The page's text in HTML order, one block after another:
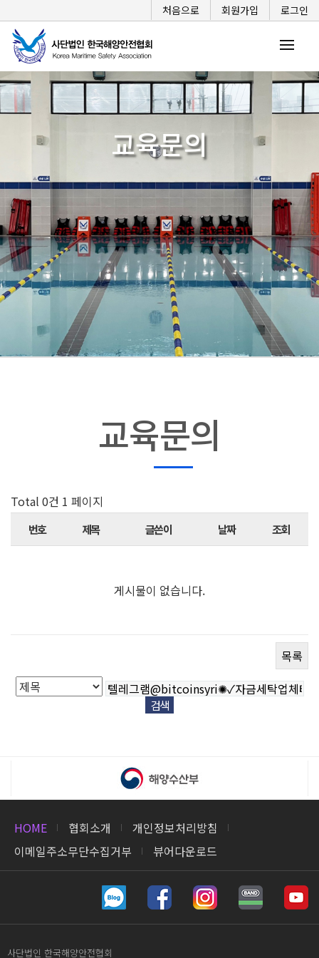
로그인
회원가입
처음으로
교육문의
교육문의
Total 0건 1 페이지
번호 제목 글쓴이 날짜 조회
게시물이 없습니다.
목록
HOME 협회소개
개인정보처리방침
이메일주소무단수집거부
뷰어다운로드
사단법인 한국해양안전협회